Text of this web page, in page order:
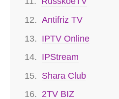
Antifriz TV
IPTV Online
IPStream
Shara Club
2TV BIZ